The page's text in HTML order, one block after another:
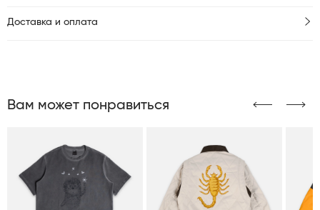
Доставка и оплата
Вам может понравиться